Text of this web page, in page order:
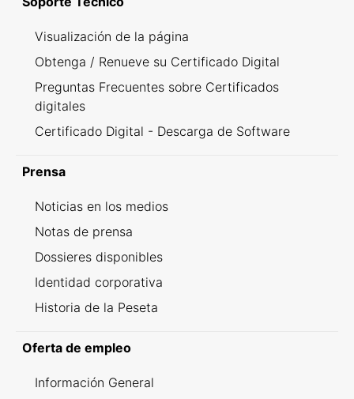
Visualización de la página
Obtenga / Renueve su Certificado Digital
Preguntas Frecuentes sobre Certificados
digitales
Certificado Digital - Descarga de Software
Prensa
Noticias en los medios
Notas de prensa
Dossieres disponibles
Identidad corporativa
Historia de la Peseta
Oferta de empleo
Información General